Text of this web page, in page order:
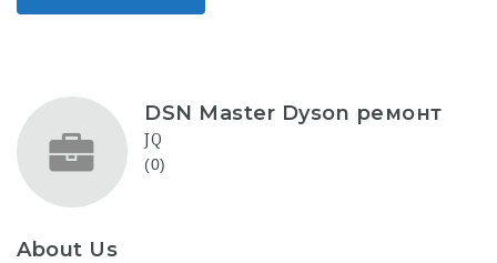
DSN Master Dyson ремонт
JQ
(0)
About Us